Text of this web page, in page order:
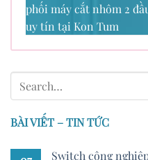
phối máy cắt nhôm 2
uy tín tại Kon Tum
BÀI VIẾT – TIN TỨC
Switch công